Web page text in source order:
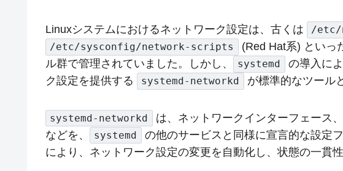
Linuxシステムにおけるネットワーク設定は、古くは /etc/
/etc/sysconfig/network-scripts
(Red Hat系) といっ
ル群で管理されていました。しかし、
systemd
の導入に
ク設定を提供する
systemd-networkd が標準的なツール
systemd-networkd
は、ネットワークインターフェース
などを、
systemd
の他のサービスと同様に宣言的な設定
により、ネットワーク設定の変更を自動化し、状態の一貫